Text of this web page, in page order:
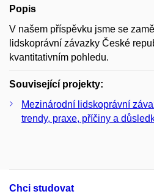
Popis
V našem příspěvku jsme se
lidskoprávní závazky České
kvantitativním pohledu.
Související projekty:
Mezinárodní lidskoprávní
trendy, praxe, příčiny a
Chci studovat